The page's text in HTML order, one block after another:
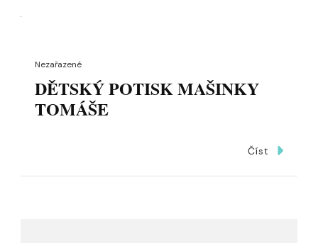
Nezařazené
DĚTSKÝ POTISK MAŠINKY
TOMÁŠE
Číst